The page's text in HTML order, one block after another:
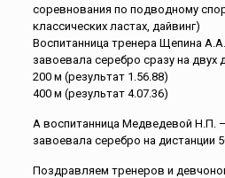
соревнования по подводному
классических ластах, дайвинг)
Воспитанница тренера Щепина
завоевала серебро сразу на двух
200 м (результат 1.56.88)
400 м (результат 4.07.36)
А воспитанница Медведевой Н.П.
завоевала серебро на дистанции
Поздравляем тренеров и